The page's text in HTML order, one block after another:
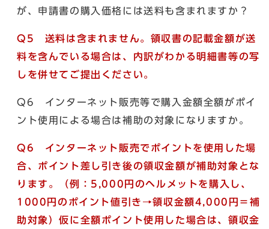
が、申請書の購入価格には送料も含まれますか？
Q5 送料は含まれません。領収書の記載金額が送
料を含んでいる場合は、内訳がわかる明細書等の写
しを併せてご提出ください。
Q6 インターネット販売等で購入金額全額がポイ
ント使用による場合は補助の対象になりますか。
Q6 インターネット販売でポイントを使用した場
合、ポイント差し引き後の領収金額が補助対象とな
ります。（例：5,000円のヘルメットを購入し、
1000円のポイント値引き→領収金額4,000円＝補
助対象）仮に全額ポイント使用した場合は、領収金